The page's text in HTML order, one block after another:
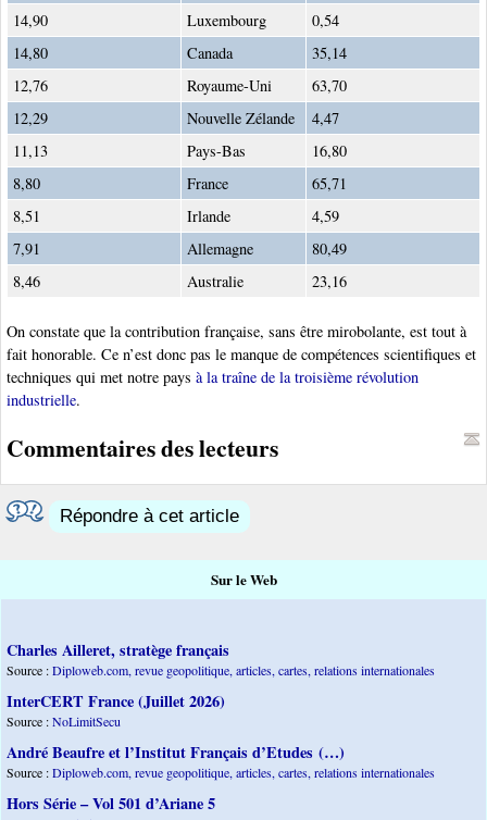
14,90
Luxembourg
0,54
14,80
Canada
35,14
12,76
Royaume-Uni
63,70
12,29
Nouvelle Zélande
4,47
11,13
Pays-Bas
16,80
8,80
France
65,71
8,51
Irlande
4,59
7,91
Allemagne
80,49
8,46
Australie 23,16
On constate que la contribution française, sans être mirobolante, est tout à
fait honorable. Ce n’est donc pas le manque de compétences scientifiques et
techniques qui met notre pays à la traîne de la troisième révolution
industrielle.
Commentaires des lecteurs
Répondre à cet article
Sur le Web
Charles Ailleret, stratège français
Source :Diploweb.com, revue geopolitique, articles, cartes, relations internationales
InterCERT France (Juillet 2026)
Source :NoLimitSecu
André Beaufre et l’Institut Français d’Etudes (…)
Source :Diploweb.com, revue geopolitique, articles, cartes, relations internationales
Hors Série – Vol 501 d’Ariane 5